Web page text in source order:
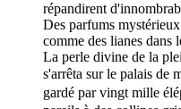
répandirent
Des parfums
comme des lianes dans
La perle divine de la
s'arrêta sur le palais de
gardé par vingt mille